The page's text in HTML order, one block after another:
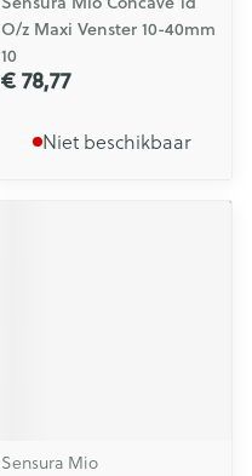
O/z Maxi Venster 10-40mm
10
€ 78,77
Niet beschikbaar
Sensura Mio